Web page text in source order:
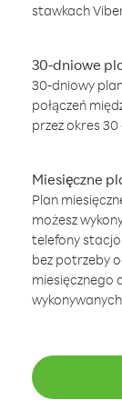
stawkach
30-dniowe
30-dniowy
połączeń
przez okres
Miesięczne
Plan
możesz
telefony
bez potrzeby
miesięcznego